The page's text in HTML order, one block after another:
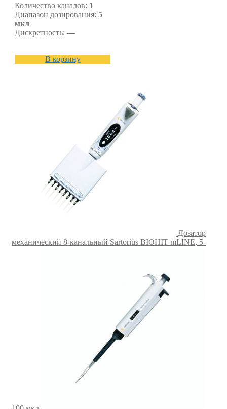
Количество каналов: 1
Диапазон дозирования: 5
мкл
Дискретность: —
В корзину
Дозатор
механический 8-канальный Sartorius BIOHIT mLINE, 5-